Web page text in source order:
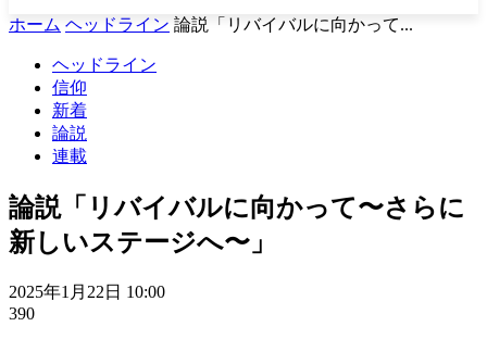
ホーム ヘッドライン 論説「リバイバルに向かって...
ヘッドライン
信仰
新着
論説
連載
論説「リバイバルに向かって〜さらに
新しいステージへ〜」
2025年1月22日 10:00
390